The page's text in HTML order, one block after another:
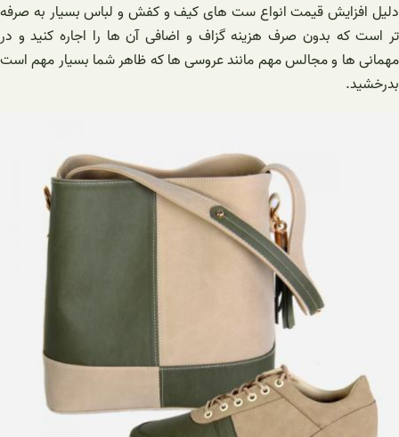
دلیل افزایش قیمت انواع ست های کیف و کفش و لباس بسیار به صرفه
تر است که بدون صرف هزینه گزاف و اضافی آن ها را اجاره کنید و در
مهمانی ها و مجالس مهم مانند عروسی ها که ظاهر شما بسیار مهم است
بدرخشید.